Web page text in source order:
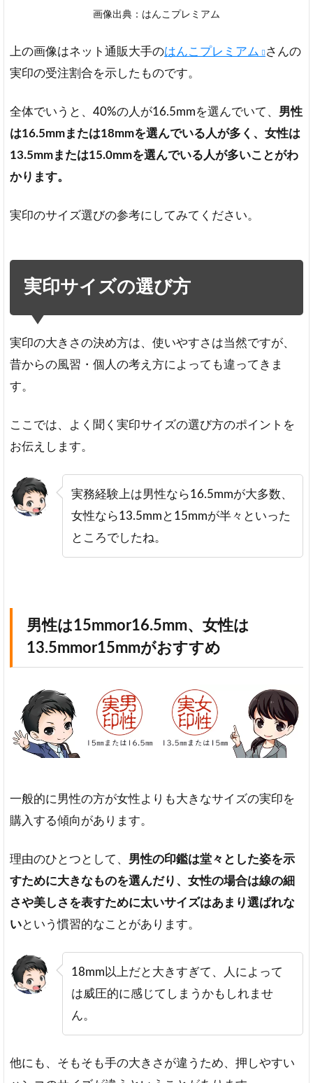
画像出典：はんこプレミアム
上の画像はネット通販大手のはんこプレミアム
さんの
実印の受注割合を示したものです。
全体でいうと、40%の人が16.5mmを選んでいて、 男性
は16.5mmまたは18mmを選んでいる人が多く、女性は
13.5mmまたは15.0mmを選んでいる人が多いことがわ
かります。
実印のサイズ選びの参考にしてみてください。
実印サイズの選び方
実印の大きさの決め方は、使いやすさは当然ですが、
昔からの風習・個人の考え方によっても違ってきま
す。
ここでは、よく聞く実印サイズの選び方のポイントを
お伝えします。
実務経験上は男性なら16.5mmが大多数、
女性なら13.5mmと15mmが半々といった
ところでしたね。
男性は15mmor16.5mm、女性は
13.5mmor15mmがおすすめ
一般的に男性の方が女性よりも大きなサイズの実印を
購入する傾向があります。
理由のひとつとして、 男性の印鑑は堂々とした姿を示
すために大きなものを選んだり、女性の場合は線の細
さや美しさを表すために太いサイズはあまり選ばれな
いという慣習的なことがあります。
18mm以上だと大きすぎて、人によって
は威圧的に感じてしまうかもしれませ
ん。
他にも、そもそも手の大きさが違うため、押しやすい